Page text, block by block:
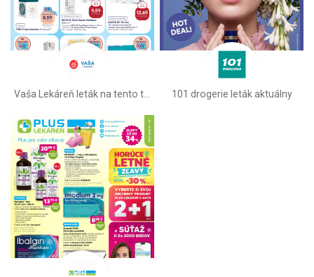
Vaša Lekáreň leták na tento týždeň 101 drogerie leták aktuálny